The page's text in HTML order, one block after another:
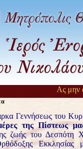
Ας μην
Γεννήσεως του
της Πίστεως
ζωής του Δεσπότη